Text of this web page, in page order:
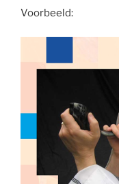
Voorbeeld: